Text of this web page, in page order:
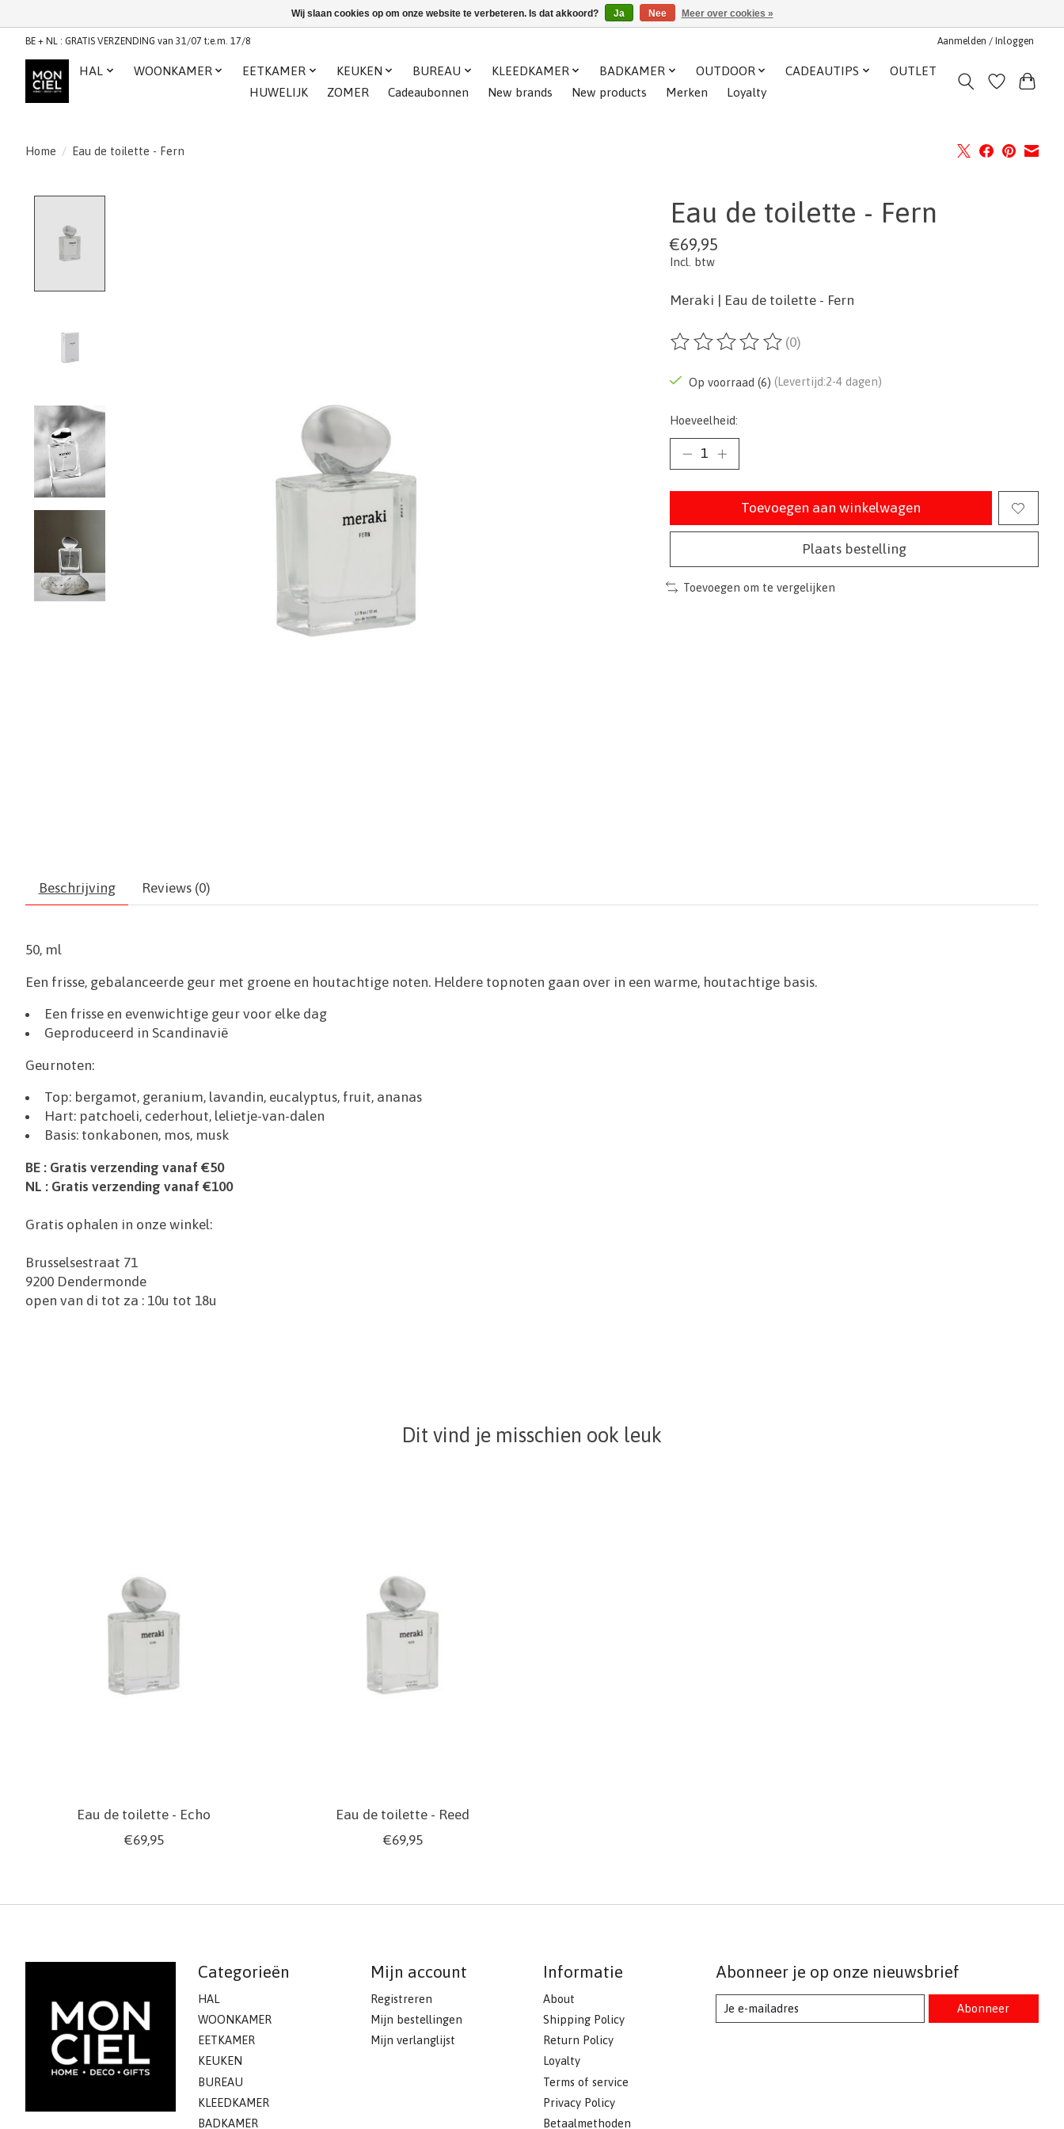
BE + NL : GRATIS VERZENDING van 31/07 t;e.m. 17/8 Aanmelden / Inloggen
HAL WOONKAMER EETKAMER KEUKEN BUREAU KLEEDKAMER BADKAMER OUTDOOR CADEAUTIPS
OUTLET
HUWELIJK
ZOMER Cadeaubonnen New brands New products Merken Loyalty
Home / Eau de toilette - Fern
Eau de toilette - Fern
€69,95
Incl. btw
Meraki | Eau de toilette - Fern
De beoordeling van dit product is
(0)
Op voorraad (6) (Levertijd:2-4 dagen)
Hoeveelheid:
Toevoegen aan winkelwagen
Plaats bestelling
Toevoegen om te vergelijken
Beschrijving Reviews (0)
50, ml
Een frisse, gebalanceerde geur met groene en houtachtige noten. Heldere topnoten gaan over in een warme, houtachtige basis.
Een frisse en evenwichtige geur voor elke dag
Geproduceerd in Scandinavië
Geurnoten:
Top: bergamot, geranium, lavandin, eucalyptus, fruit, ananas
Hart: patchoeli, cederhout, lelietje-van-dalen
Basis: tonkabonen, mos, musk
BE : Gratis verzending vanaf €50
NL : Gratis verzending vanaf €100
Gratis ophalen in onze winkel:
Brusselsestraat 71
9200 Dendermonde
open van di tot za : 10u tot 18u
Dit vind je misschien ook leuk
Eau de toilette - Echo
€69,95
Eau de toilette - Reed
€69,95
Categorieën
HAL
WOONKAMER
EETKAMER
KEUKEN
BUREAU
KLEEDKAMER
BADKAMER
Mijn account
Registreren
Mijn bestellingen
Mijn verlanglijst
Informatie
About
Shipping Policy
Return Policy
Loyalty
Terms of service
Privacy Policy
Betaalmethoden
Abonneer je op onze nieuwsbrief
Abonneer
Wij slaan cookies op om onze website te verbeteren. Is dat akkoord? Ja Nee Meer over cookies »